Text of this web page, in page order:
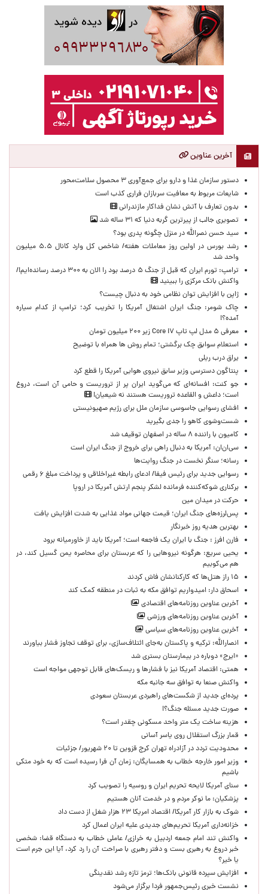
آخرین عناوین
دستور سازمان غذا و دارو برای جمع‌آوری ۳ محصول سلامت‌محور
شایعات مربوط به معافیت سربازان فراری کذب است
بدون تعارف با آتش نشان فداکار مازندرانی
تصویری جالب از پیرترین گربه دنیا که ۳۱ ساله شد
سید حسن نصرالله در منزل چگونه پدری بود؟
رشد بورس در اولین روز معاملات هفته/ شاخص کل وارد کانال ۵.۵ میلیون
واحد شد
ترامپ: تورم ایران که قبل از جنگ ۵ درصد بود را الان به ۳۰۰ درصد رسانده‌ایم!/
واکنش بانک مرکزی را ببینید
ژاپن با افزایش توان نظامی خود به دنبال چیست؟
چاک شومر: جنگ ایران اشتغال آمریکا را تخریب کرد؛ ترامپ از کدام سیاره
آمده؟!
معرفی ۵ مدل لپ تاپ Core i۷ زیر ۲۰۰ میلیون تومان
استعلام سوابق چک برگشتی؛ تمام روش ها همراه با توضیح
یراق درب ریلی
پنتاگون دسترسی وزیر سابق نیروی هوایی آمریکا را قطع کرد
جو کنت: افسانه‌ای که می‌گوید ایران پر از تروریست و حامی آن است، دروغ
است؛ داعش و القاعده تروریست هستند نه شیعیان!
افشای رسوایی جاسوسی سازمان ملل برای رژیم صهیونیستی
شست‌وشوی کاهو را جدی بگیرید
کامیون با راننده ۸ ساله در اصفهان توقیف شد
سی‌ان‌ان: آمریکا به دنبال راهی برای خروج از جنگ ایران است
رسانه؛ سنگر نخست در جنگ روایت‌ها
رسوایی جدید برای رئیس فیفا/ ادعای رابطه غیراخلاقی و پرداخت مبلغ ۶ رقمی
برکناری شوکه‌کننده فرمانده لشکر پنجم ارتش آمریکا در اروپا
حركت در ميدان مين
پس‌لرزه‌های جنگ ایران؛ قیمت جهانی مواد غذایی به شدت افزایش یافت
بهترین هدیه روز خبرنگار
فارن افرز : جنگ با ایران یک فاجعه است؛ آمریکا باید از خاورمیانه برود
یحیی سریع: هرگونه نیروهایی را که عربستان برای محاصره یمن گسیل کند، در
هم می‌کوبیم
۱۵ راز هتل‌ها که کارکنانشان فاش کردند
اسحاق دار: امیدواریم توافق مکه به ثبات در منطقه کمک کند
آخرین عناوین روزنامه‌های اقتصادی
آخرین عناوین روزنامه‌های ورزشی
آخرین عناوین روزنامه‌های سیاسی
انصارالله: ترکیه و پاکستان به‌جای ائتلاف‌سازی، برای توقف تجاوز فشار بیاورند
«ایرج» دوباره در بیمارستان بستری شد
همتی: اقتصاد آمریکا نیز با فشارها و ریسک‌های قابل توجهی مواجه است
واکنش صنعا به توافق سه جانبه مکه
پرده‌ای جدید از شکست‌های راهبردی عربستان سعودی
صورت جدید مسئله جنگ؟!
هزینه ساخت یک متر واحد مسکونی چقدر است؟
قمار بزرگ استقلال روی یاسر آسانی
محدودیت تردد در آزادراه تهران کرج قزوین تا ۲۰ شهریور/ جزئیات
وزیر امور خارجه خطاب به همسایگان: زمان آن فرا رسیده است که به خود متکی
باشیم
سنای آمریکا لایحه تحریم ایران و روسیه را تصویب کرد
پزشکیان: ما نوکر مردم و در خدمت آنان هستیم
شوک به بازار کار آمریکا/ اقتصاد امریکا ۲۳ هزار شغل از دست داد
خزانه‌داری آمریکا تحریم‌های جدیدی علیه ایران اعمال کرد
واکنش تند امام جمعه اردبیل به خرازی/ عاملی خطاب به دستگاه قضا: شخصی
خبر دروغ به رهبری بست و دفتر رهبری با صراحت آن را رد کرد، آیا این جرم است
یا خیر؟
افزایش سپرده قانونی بانک‌ها؛ ترمز تازه رشد نقدینگی
نشست خبری رئیس‌جمهور فردا برگزار می‌شود